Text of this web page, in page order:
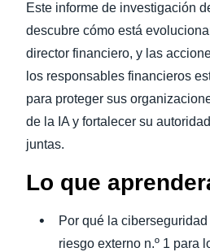
Este informe de investigación
descubre cómo está
director financiero, y las
los responsables financieros
para proteger sus
de la IA y fortalecer su
juntas.
Lo que
Por qué la ciberseguridad
riesgo externo n.º 1 para